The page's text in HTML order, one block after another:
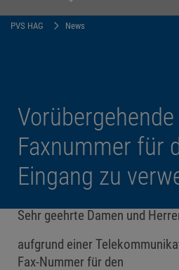
PVS HAG News
Vorübergehende
Faxnummer für
Eingang zu
Sehr geehrte Damen und
aufgrund einer
Fax-Nummer für den